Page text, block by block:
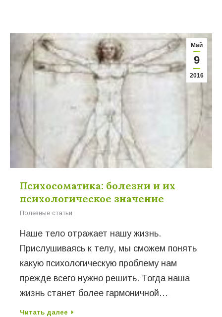
Май
9
2016
Психосоматика: болезни и их
психологическое значение
Полезные статьи
Наше тело отражает нашу жизнь.
Прислушиваясь к телу, мы сможем понять
какую психологическую проблему нам
прежде всего нужно решить. Тогда наша
жизнь станет более гармоничной…
Читать далее